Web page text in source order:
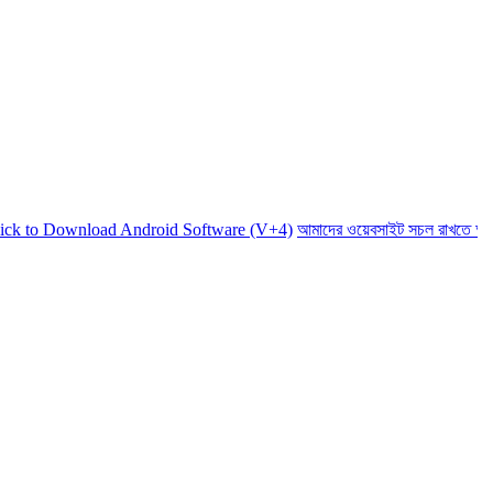
Android Software (V+4) আমাদের ওয়েবসাইট সচল রাখতে আমাদের